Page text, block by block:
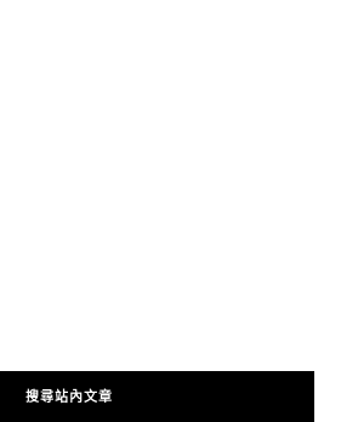
搜尋站內文章